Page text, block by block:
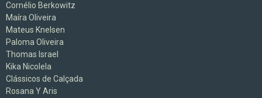
Cornélio Berkowitz
Maíra Oliveira
Mateus Knelsen
Paloma Oliveira
Thomas Israel
Kika Nicolela
Clássicos de Calçada
Rosana Y Aris